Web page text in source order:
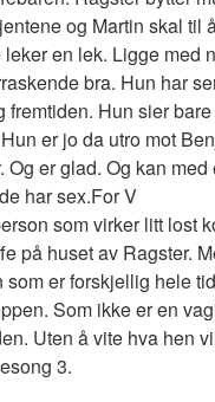
og Martin skal til
en lek. Ligge med
bra. Hun har
fremtiden. Hun sier
er jo da utro mot
Og er glad. Og kan
har sex.For V
som virker litt lost
på huset av Ragster.
som er forskjellig hele
Som ikke er en
Uten å vite hva hen
3.